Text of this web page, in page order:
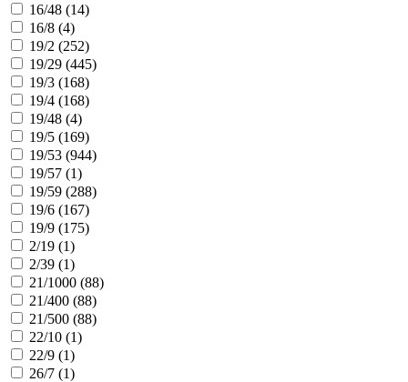
16/48 (14)
16/8 (4)
19/2 (252)
19/29 (445)
19/3 (168)
19/4 (168)
19/48 (4)
19/5 (169)
19/53 (944)
19/57 (1)
19/59 (288)
19/6 (167)
19/9 (175)
2/19 (1)
2/39 (1)
21/1000 (88)
21/400 (88)
21/500 (88)
22/10 (1)
22/9 (1)
26/7 (1)